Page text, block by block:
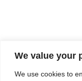
We value your
We use cookies to